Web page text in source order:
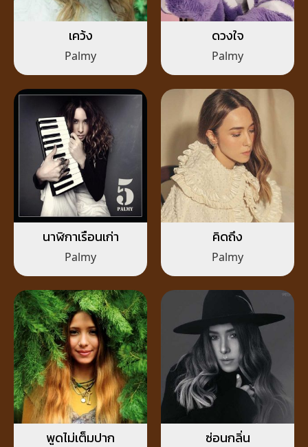
เคว้ง
Palmy
ดวงใจ
Palmy
นาฬิกาเรือนเก่า
Palmy
คิดถึง
Palmy
พูดไม่เต็มปาก ซ่อนกลิ่น